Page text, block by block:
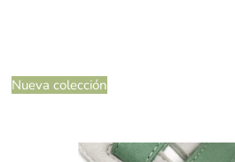
Nueva colección